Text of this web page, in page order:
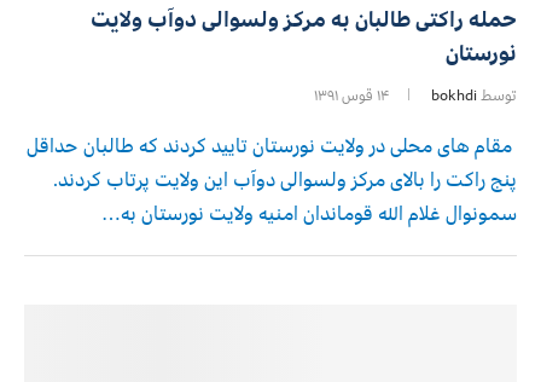
حمله راکتی طالبان به مرکز ولسوالی دوآب ولایت
نورستان
توسط bokhdi ۱۴ قوس ۱۳۹۱
مقام های محلی در ولایت نورستان تایید کردند که طالبان حداقل
پنج راکت را بالای مرکز ولسوالی دوآب این ولایت پرتاب کردند.
سمونوال غلام الله قوماندان امنیه ولایت نورستان به…